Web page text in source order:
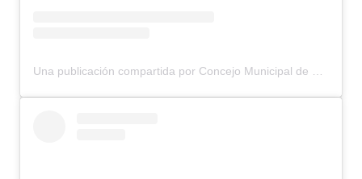
Una publicación compartida por Concejo Municipal de Bariloche (@concejomunicipalbariloche)